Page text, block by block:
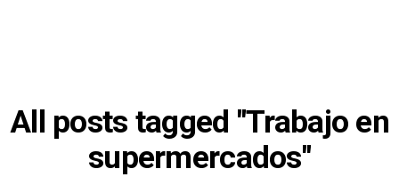
All posts tagged "Trabajo en
supermercados"